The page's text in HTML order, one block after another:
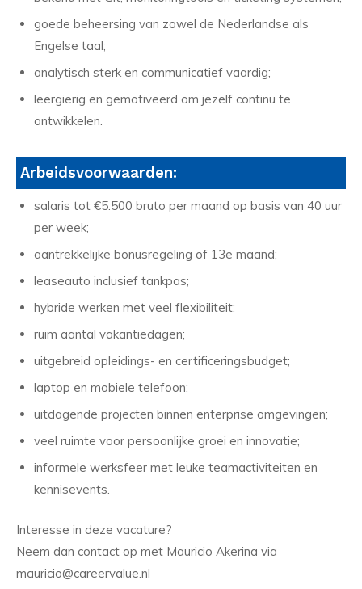
goede beheersing van zowel de Nederlandse als
Engelse taal;
analytisch sterk en communicatief vaardig;
leergierig en gemotiveerd om jezelf continu te
ontwikkelen.
Arbeidsvoorwaarden:
salaris tot €5.500 bruto per maand op basis van 40 uur
per week;
aantrekkelijke bonusregeling of 13e maand;
leaseauto inclusief tankpas;
hybride werken met veel flexibiliteit;
ruim aantal vakantiedagen;
uitgebreid opleidings- en certificeringsbudget;
laptop en mobiele telefoon;
uitdagende projecten binnen enterprise omgevingen;
veel ruimte voor persoonlijke groei en innovatie;
informele werksfeer met leuke teamactiviteiten en
kennisevents.
Interesse in deze vacature?
Neem dan contact op met Mauricio Akerina via
mauricio@careervalue.nl